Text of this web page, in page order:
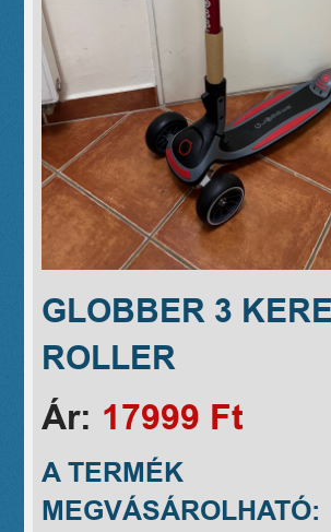
GLOBBER 3
ROLLER
Ár: 17999 Ft
A TERMÉK
MEGVÁSÁROLHATÓ: